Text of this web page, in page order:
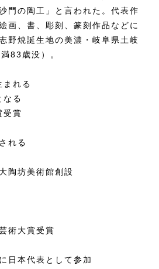
門の陶工」と言われた。代表作
画、書、彫刻、篆刻作品などに
野焼誕生地の美濃・岐阜県土岐
83歳没）。
れる
る
受賞
れる
陶坊美術館創設
術大賞受賞
日本代表として参加